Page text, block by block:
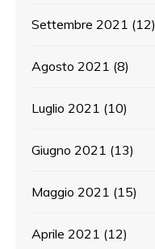
Settembre 2021 (12)
Agosto 2021 (8)
Luglio 2021 (10)
Giugno 2021 (13)
Maggio 2021 (15)
Aprile 2021 (12)